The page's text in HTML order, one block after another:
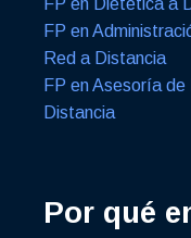
FP en
Red a Distancia
FP en Asesoría
Distancia
Por qué